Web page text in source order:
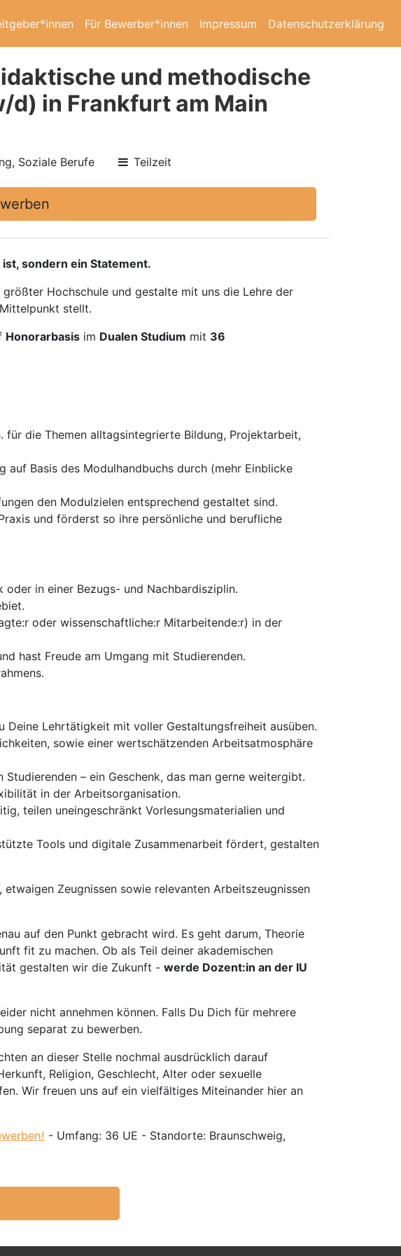
Für Bewerber*innen Impressum Datenschutzerklärung
und methodische
in Frankfurt am Main
Soziale Berufe Teilzeit
ist, sondern ein Statement.
Hochschule und gestalte mit uns die Lehre der
stellt.
Honorarbasis im Dualen Studium mit 36
die Themen alltagsintegrierte Bildung, Projektarbeit,
auf Basis des Modulhandbuchs durch (mehr Einblicke
den Modulzielen entsprechend gestaltet sind.
und förderst so ihre persönliche und berufliche
oder in einer Bezugs- und Nachbardisziplin.
oder wissenschaftliche:r Mitarbeitende:r) in der
hast Freude am Umgang mit Studierenden.
Deine Lehrtätigkeit mit voller Gestaltungsfreiheit ausüben.
sowie einer wertschätzenden Arbeitsatmosphäre
– ein Geschenk, das man gerne weitergibt.
in der Arbeitsorganisation.
teilen uneingeschränkt Vorlesungsmaterialien und
Tools und digitale Zusammenarbeit fördert, gestalten
Zeugnissen sowie relevanten Arbeitszeugnissen
auf den Punkt gebracht wird. Es geht darum, Theorie
fit zu machen. Ob als Teil deiner akademischen
gestalten wir die Zukunft - werde Dozent:in an der IU
nicht annehmen können. Falls Du Dich für mehrere
separat zu bewerben.
an dieser Stelle nochmal ausdrücklich darauf
Religion, Geschlecht, Alter oder sexuelle
Wir freuen uns auf ein vielfältiges Miteinander hier an
- Umfang: 36 UE - Standorte: Braunschweig,